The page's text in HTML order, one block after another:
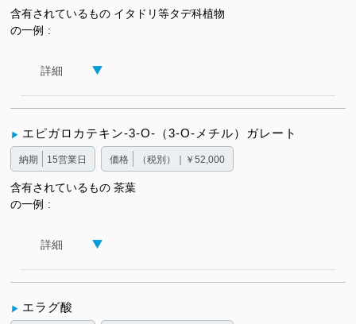
含有されているもの
の一例
イタドリ等タデ科植物
詳細
エピガロカテキン-3-O-（3-O-メチル）ガレート
納期 15営業日 価格 （税別）｜￥52,000
含有されているもの
の一例
茶葉
詳細
エラグ酸